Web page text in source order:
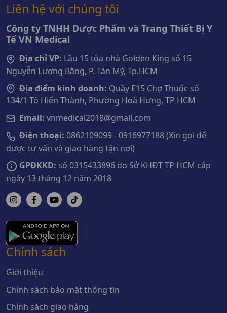
Liên hệ với chúng tôi
Công ty TNHH Dược Phẩm và Trang Thiết Bị Y
Tế VN Medical
Địa chỉ VP: Lầu 15 tòa nhà Golden King số 15
Nguyễn Lương Bằng, P. Tân Mỹ, Tp.HCM
Địa điểm kinh doanh: Quầy E15 Chợ Thuốc số
134/1 Tô Hiến Thành, Phường Hoà Hưng, TP HCM
Email: vnmedical2018@gmail.com
Điện thoại: 0862109099 - 0916977188 (Xin gọi để
được tư vấn và giao hàng tận nơi)
GPĐKKD: số 0315433896 do Sở KHĐT TP HCM cấp
ngày 13 tháng 12 năm 2018
Chính sách
Giới thiệu
Chính sách bảo mật thông tin
Chính sách giao hàng